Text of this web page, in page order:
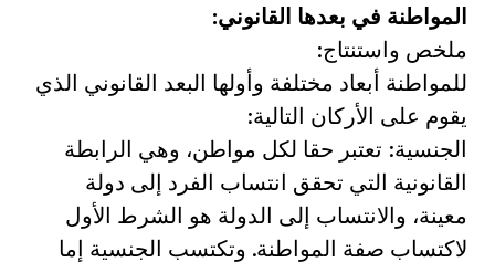
المواطنة في بعدها القانوني:
ملخص واستنتاج:
للمواطنة أبعاد مختلفة وأولها البعد القانوني الذي
يقوم على الأركان التالية:
الجنسية: تعتبر حقا لكل مواطن، وهي الرابطة
القانونية التي تحقق انتساب الفرد إلى دولة
معينة، والانتساب إلى الدولة هو الشرط الأول
لاكتساب صفة المواطنة. وتكتسب الجنسية إما